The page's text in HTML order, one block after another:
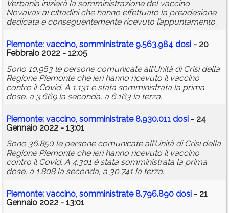
Verbania inizierà la somministrazione del vaccino
Novavax ai cittadini che hanno effettuato la preadesione
dedicata e conseguentemente ricevuto l’appuntamento.
Piemonte: vaccino, somministrate 9.563.984 dosi - 20
Febbraio 2022 - 12:05
Sono 10.963 le persone comunicate all’Unità di Crisi della
Regione Piemonte che ieri hanno ricevuto il vaccino
contro il Covid. A 1.131 è stata somministrata la prima
dose, a 3.669 la seconda, a 6.163 la terza.
Piemonte: vaccino, somministrate 8.930.011 dosi - 24
Gennaio 2022 - 13:01
Sono 36.850 le persone comunicate all’Unità di Crisi della
Regione Piemonte che ieri hanno ricevuto il vaccino
contro il Covid. A 4.301 è stata somministrata la prima
dose, a 1.808 la seconda, a 30.741 la terza.
Piemonte: vaccino, somministrate 8.796.890 dosi - 21
Gennaio 2022 - 13:01